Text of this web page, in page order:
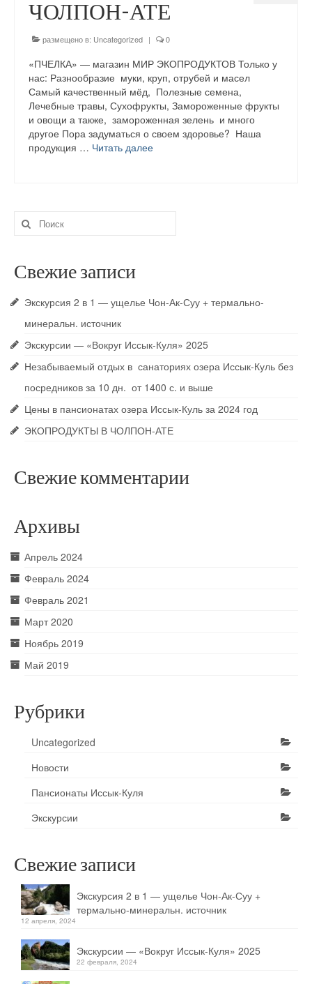
быков)
Экскурсия 2 в 1 — ущелье Чон-Ак-Суу +
термально-минеральн. источник
Запись на туры по Иссык-Кулю на июнь
2024 год. Сегодня…
АВИА билеты в Чолпон-Ате — по всем
направлениям
Курьерская служба и Кейтеринг на
Иссык-Куле
Охота и рыбалка на Иссык-Куле
Служба такси ТAXI «КӨЛ» 177 — вызов
такси и трансфер по Чолпон-Ате и Иссык-
Шопинг
Контакты
ЧОЛПОН-АТЕ
размещено в: Uncategorized | 0
«ПЧЕЛКА» — магазин МИР ЭКОПРОДУКТОВ Только у
нас: Разнообразие муки, круп, отрубей и масел
Самый качественный мёд, Полезные семена,
Лечебные травы, Сухофрукты, Замороженные фрукты
и овощи а также, замороженная зелень и много
другое Пора задуматься о своем здоровье? Наша
продукция … Читать далее
Искать:
Свежие записи
Экскурсия 2 в 1 — ущелье Чон-Ак-Суу + термально-
минеральн. источник
Экскурсии — «Вокруг Иссык-Куля» 2025
Незабываемый отдых в санаториях озера Иссык-Куль без
посредников за 10 дн. от 1400 с. и выше
Цены в пансионатах озера Иссык-Куль за 2024 год
ЭКОПРОДУКТЫ В ЧОЛПОН-АТЕ
Свежие комментарии
Архивы
Апрель 2024
Февраль 2024
Февраль 2021
Март 2020
Ноябрь 2019
Май 2019
Рубрики
Uncategorized
Новости
Пансионаты Иссык-Куля
Экскурсии
Свежие записи
Экскурсия 2 в 1 — ущелье Чон-Ак-Суу +
термально-минеральн. источник
12 апреля, 2024
Экскурсии — «Вокруг Иссык-Куля» 2025
22 февраля, 2024